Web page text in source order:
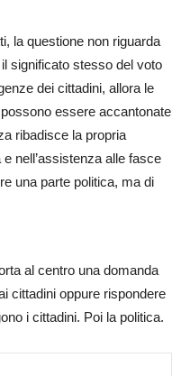
la questione non riguarda
significato stesso del voto
dei cittadini, allora le
essere accantonate
ribadisce la propria
nell’assistenza alle fasce
una parte politica, ma di
al centro una domanda
cittadini oppure rispondere
i cittadini. Poi la politica.